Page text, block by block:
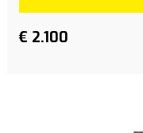
€ 2.100